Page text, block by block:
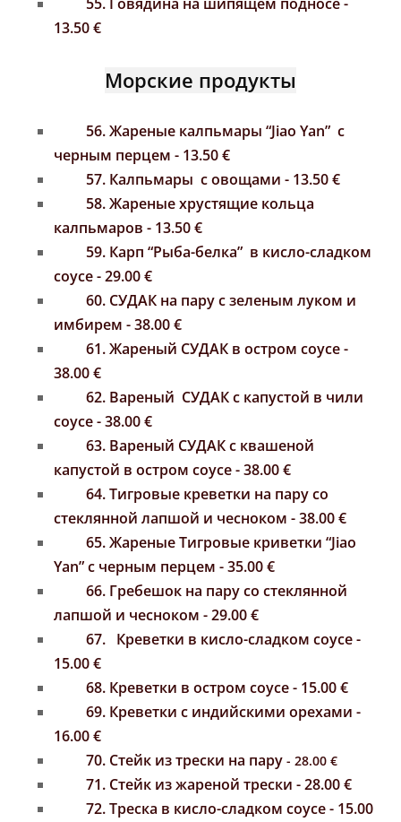
13.50 €
Морские продукты
56. Жареные калпьмары “Jiao Yan” с
черным перцем - 13.50 €
57. Калпьмары с овощами - 13.50 €
58. Жареные хрустящие кольца
калпьмаров - 13.50 €
59. Карп “Рыба-белка” в кисло-сладком
соусе - 29.00 €
60. СУДАК на пару с зеленым луком и
имбирем - 38.00€
61.Жареный СУДАК в остром соусе-
38.00€
62. Вареный СУДАК с капустой в чили
соусе- 38.00€
63. Вареный СУДАК с квашеной
капустой в остром соусе- 38.00€
64. Тигровые креветки на пару со
стеклянной лапшой и чесноком - 38.00€
65. Жареные Тигровые криветки “Jiao
Yan”с черным перцем - 35.00 €
66. Гребешок на парусо стеклянной
лапшой и чесноком -29.00 €
67. Креветки в кисло-сладком соусе-
15.00 €
68. Креветки в остром соусе - 15.00 €
69. Креветки с индийскими орехами -
16.00 €
70. Стейк из трески на пару - 28.00 €
71. Стейк из жареной трески - 28.00 €
72. Треска в кисло-сладком соусе - 15.00